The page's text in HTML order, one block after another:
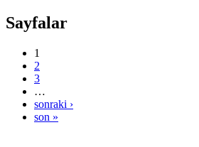
Sayfalar
1
2
3
…
sonraki ›
son »